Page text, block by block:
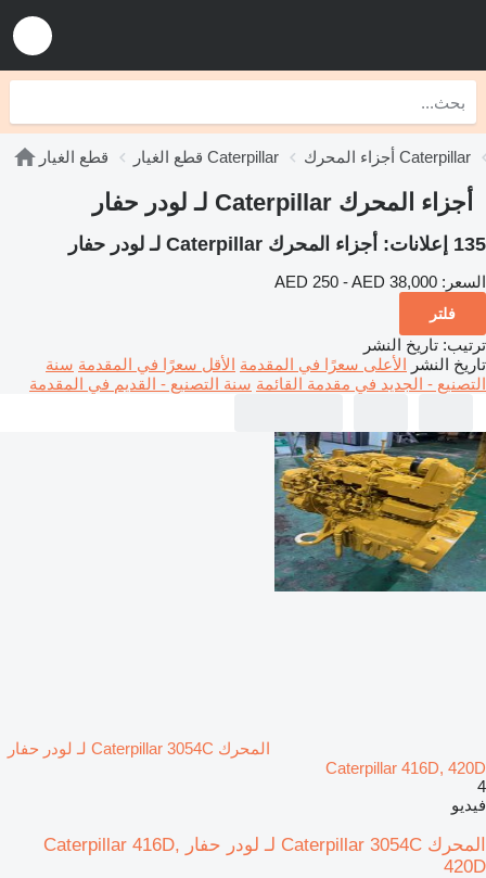
قطع الغيار قطع الغيار Caterpillar أجزاء المحرك Caterpillar
أجزاء المحرك Caterpillar لـ لودر حفار
135 إعلانات: أجزاء المحرك Caterpillar لـ لودر حفار
السعر: AED 250 - AED 38,000
فلتر
ترتيب: تاريخ النشر
تاريخ النشر الأعلى سعرًا في المقدمة الأقل سعرًا في المقدمة سنة
التصنيع - الجديد في مقدمة القائمة سنة التصنيع - القديم في المقدمة
المحرك Caterpillar 3054C لـ لودر حفار
Caterpillar 416D, 420D
4
فيديو
المحرك Caterpillar 3054C لـ لودر حفار Caterpillar 416D,
420D